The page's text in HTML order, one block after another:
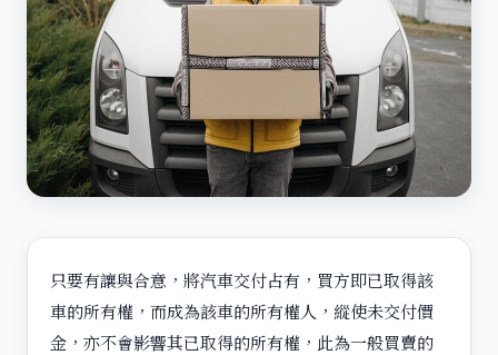
只要有讓與合意，將汽車交付占有，買方即已取得該
車的所有權，而成為該車的所有權人，縱使未交付價
金，亦不會影響其已取得的所有權，此為一般買賣的